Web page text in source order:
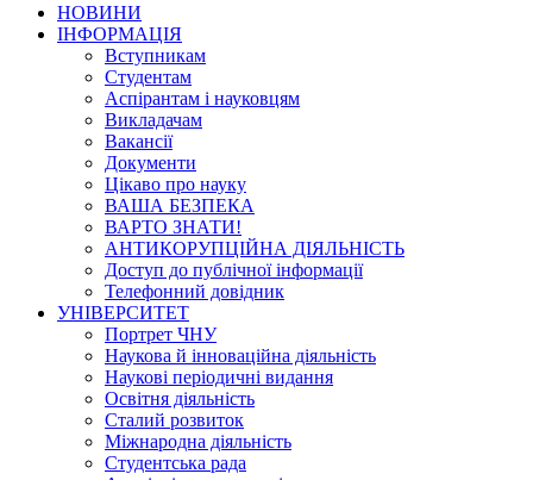
НОВИНИ
ІНФОРМАЦІЯ
Вступникам
Студентам
Аспірантам і науковцям
Викладачам
Вакансії
Документи
Цікаво про науку
ВАША БЕЗПЕКА
ВАРТО ЗНАТИ!
АНТИКОРУПЦІЙНА ДІЯЛЬНІСТЬ
Доступ до публічної інформації
Телефонний довідник
УНІВЕРСИТЕТ
Портрет ЧНУ
Наукова й інноваційна діяльність
Наукові періодичні видання
Освітня діяльність
Сталий розвиток
Міжнародна діяльність
Студентська рада